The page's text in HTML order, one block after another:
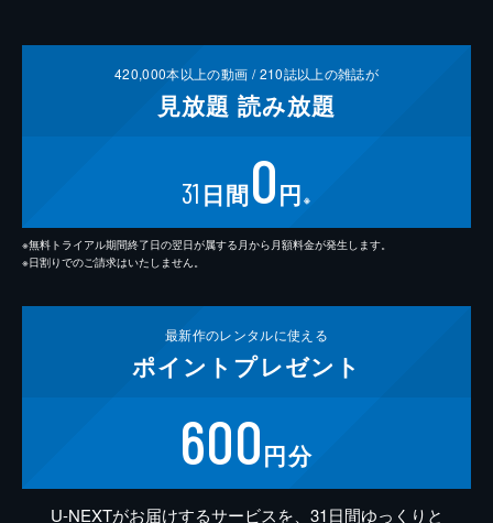
420,000本以上の動画 /210誌以上の雑誌が
見放題 読み放題
31 日間0円 ※
※無料トライアル期間終了日の翌日が属する月から月額料金が発生します。
※日割りでのご請求はいたしません。
最新作のレンタルに使える
ポイント プレゼント
600円分
U-NEXTがお届けするサービスを、31日間ゆっくりと